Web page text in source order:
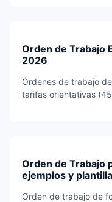
Orden de Trabajo
2026
Órdenes de trabajo
tarifas orientativas
Orden de Trabajo
ejemplos y plantilla
Orden de trabajo de